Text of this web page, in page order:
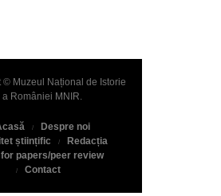
© Muzeul Național de Istorie
a României MNIR.
Despre noi
științific
Redacția
papers/peer review
Contact